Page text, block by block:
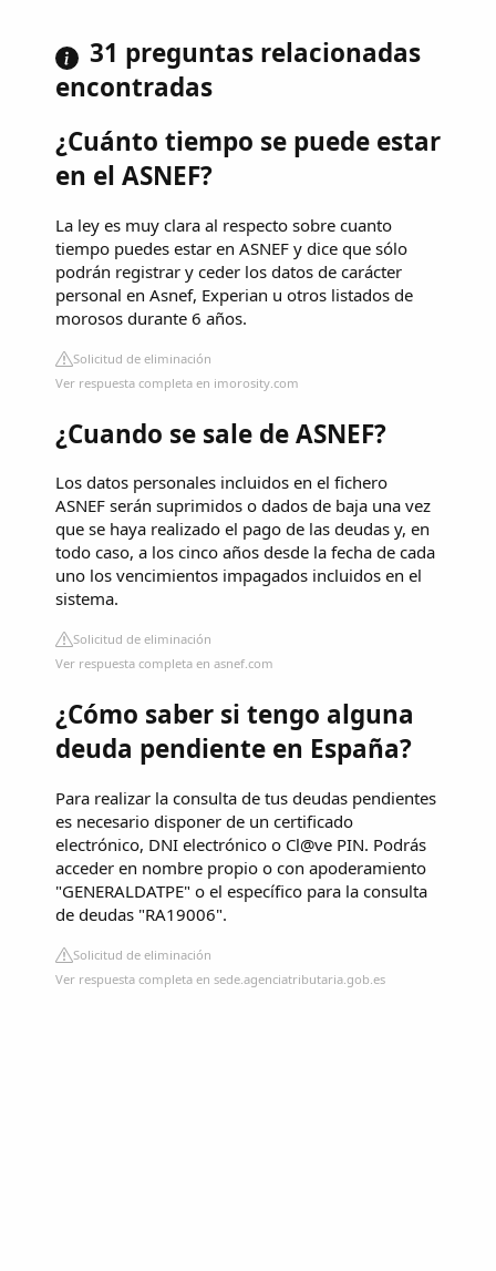
31 preguntas relacionadas
encontradas
¿Cuánto tiempo se puede estar
en el ASNEF?
La ley es muy clara al respecto sobre cuanto
tiempo puedes estar en ASNEF y dice que sólo
podrán registrar y ceder los datos de carácter
personal en Asnef, Experian u otros listados de
morosos durante 6 años.
Solicitud de eliminación
Ver respuesta completa en imorosity.com
¿Cuando se sale de ASNEF?
Los datos personales incluidos en el fichero
ASNEF serán suprimidos o dados de baja una vez
que se haya realizado el pago de las deudas y, en
todo caso, a los cinco años desde la fecha de cada
uno los vencimientos impagados incluidos en el
sistema.
Solicitud de eliminación
Ver respuesta completa en asnef.com
¿Cómo saber si tengo alguna
deuda pendiente en España?
Para realizar la consulta de tus deudas pendientes
es necesario disponer de un certificado
electrónico, DNI electrónico o Cl@ve PIN. Podrás
acceder en nombre propio o con apoderamiento
"GENERALDATPE" o el específico para la consulta
de deudas "RA19006".
Solicitud de eliminación
Ver respuesta completa en sede.agenciatributaria.gob.es